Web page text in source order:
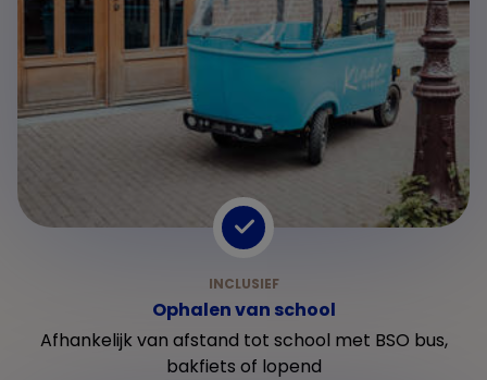
Ophalen van school
Afhankelijk van afstand tot school met BSO bus,
bakfiets of lopend